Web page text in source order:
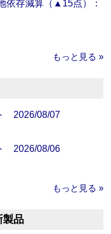
依存減算（▲15点）：
もっと見る »
2026/08/07
2026/08/06
もっと見る »
品